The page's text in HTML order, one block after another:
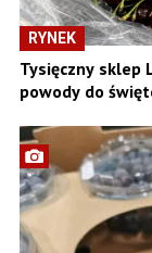
RYNEK
Tysięczny sklep
powody do